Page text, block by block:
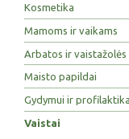
Kosmetika
Mamoms ir vaikams
Arbatos ir vaistažolės
Maisto papildai
Gydymui ir
Vaistai